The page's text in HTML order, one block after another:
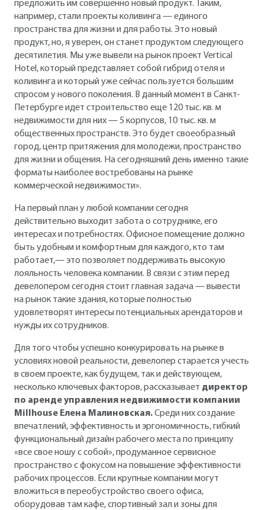
предложить им совершенно новый продукт. Таким,
например, стали проекты коливинга — единого
пространства для жизни и для работы. Это новый
продукт, но, я уверен, он станет продуктом следующего
десятилетия. Мы уже вывели на рынок проект Vertical
Hotel, который представляет собой гибрид отеля и
коливинга и который уже сейчас пользуется большим
спросом у нового поколения. В данный момент в Санкт-
Петербурге идет строительство еще 120 тыс. кв. м
недвижимости для них — 5 корпусов, 10 тыс. кв. м
общественных пространств. Это будет своеобразный
город, центр притяжения для молодежи, пространство
для жизни и общения. На сегодняшний день именно такие
форматы наиболее востребованы на рынке
коммерческой недвижимости».
На первый план у любой компании сегодня
действительно выходит забота о сотруднике, его
интересах и потребностях. Офисное помещение должно
быть удобным и комфортным для каждого, кто там
работает,— это позволяет поддерживать высокую
лояльность человека компании. В связи с этим перед
девелопером сегодня стоит главная задача — вывести
на рынок такие здания, которые полностью
удовлетворят интересы потенциальных арендаторов и
нужды их сотрудников.
Для того чтобы успешно конкурировать на рынке в
условиях новой реальности, девелопер старается учесть
в своем проекте, как будущем, так и действующем,
несколько ключевых факторов, рассказывает директор
по аренде управления недвижимости компании
Millhouse Елена Малиновская.Среди них создание
впечатлений, эффективность и эргономичность, гибкий
функциональный дизайн рабочего места по принципу
«все свое ношу с собой», продуманное сервисное
пространство с фокусом на повышение эффективности
рабочих процессов. Если крупные компании могут
вложиться в переобустройство своего офиса,
оборудовав там кафе, спортивный зал и зоны для